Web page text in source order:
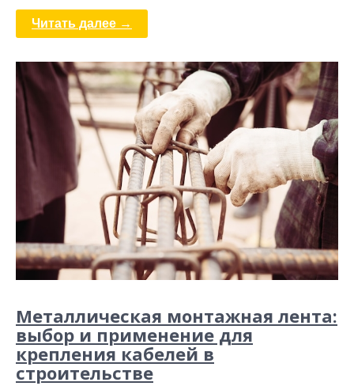
Читать далее →
Металлическая монтажная лента:
выбор и применение для
крепления кабелей в
строительстве